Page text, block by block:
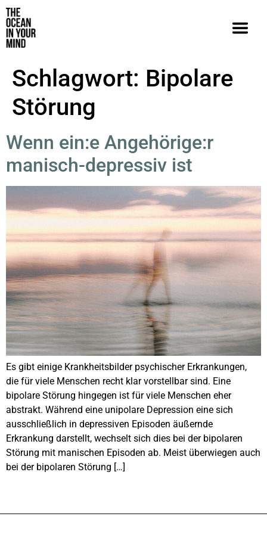
Schlagwort: Bipolare
Störung
Wenn ein:e Angehörige:r
manisch-depressiv ist
Es gibt einige Krankheitsbilder psychischer Erkrankungen,
die für viele Menschen recht klar vorstellbar sind. Eine
bipolare Störung hingegen ist für viele Menschen eher
abstrakt. Während eine unipolare Depression eine sich
ausschließlich in depressiven Episoden äußernde
Erkrankung darstellt, wechselt sich dies bei der bipolaren
Störung mit manischen Episoden ab. Meist überwiegen auch
bei der bipolaren Störung […]